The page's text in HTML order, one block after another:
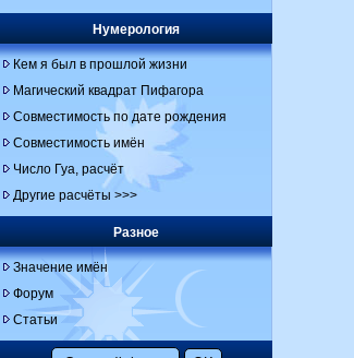
Нумерология
Кем я был в прошлой жизни
Магический квадрат Пифагора
Совместимость по дате рождения
Совместимость имён
Число Гуа, расчёт
Другие расчёты >>>
Разное
Значение имён
Форум
Статьи